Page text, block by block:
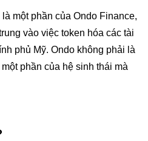
một phần của Ondo Finance,
vào việc token hóa các tài
phủ Mỹ. Ondo không phải là
phần của hệ sinh thái mà